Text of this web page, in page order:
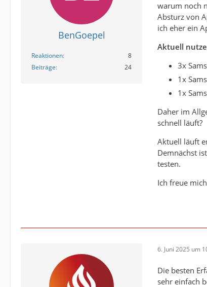
BenGoepel
Reaktionen
8
Beiträge
24
warum noch
Absturz von
ich eher ein
Aktuell
3x
1x
1x
Daher im
schnell läuft?
Aktuell läuft
Demnächst
testen.
Ich freue
6. Juni 2025 um
Die besten
sehr einfach